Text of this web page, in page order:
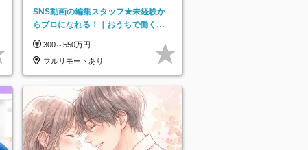
SNS動画の編集スタッフ★未経験か
らプロになれる！｜おうちで働くフ
300～550万円
フルリモートあり